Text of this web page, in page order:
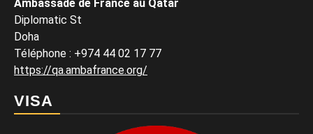
Ambassade de France au Qatar
Diplomatic St
Doha
Téléphone : +974 44 02 17 77
https://qa.ambafrance.org/
VISA